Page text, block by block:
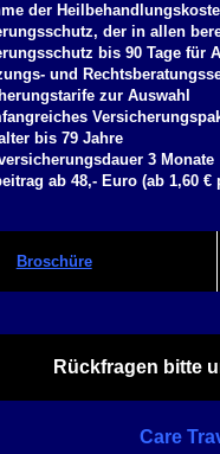
der
der in allen
bis 90 Tage für
und
zur Auswahl
bis 79 Jahre
3 Monate
ab 48,- Euro (ab 1,60 €
Broschüre
Rückfragen bitte
Care